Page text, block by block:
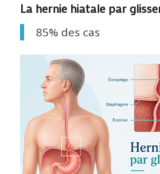
La hernie hiatale par
85% des cas